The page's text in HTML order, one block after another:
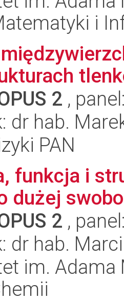
i
2 ,
dr hab.
PAN
funkcja i
dużej
2 ,
dr hab.
im.